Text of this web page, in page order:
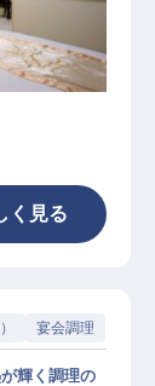
く見る
宴会調理
輝く調理の